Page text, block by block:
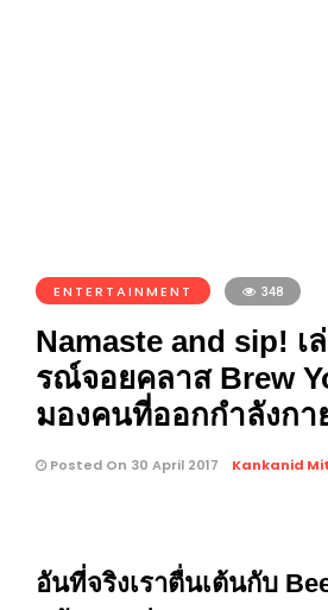
ENTERTAINMENT 348
Namaste and sip! เ
รณ์จอยคลาส Brew
มองคนที่ออกกำลังกา
Posted On 30 April 2017 Kankanid
อันที่จริงเราตื่นเต้นกับ